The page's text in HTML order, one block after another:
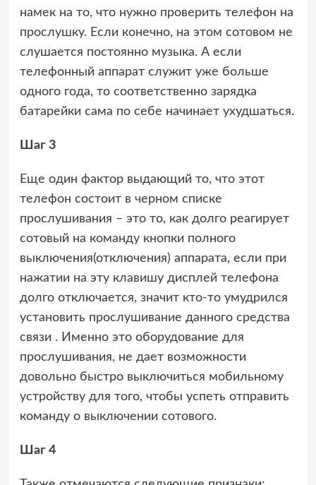
намек на то, что нужно проверить телефон на
прослушку. Если конечно, на этом сотовом не
слушается постоянно музыка. А если
телефонный аппарат служит уже больше
одного года, то соответственно зарядка
батарейки сама по себе начинает ухудшаться.
Шаг 3
Еще один фактор выдающий то, что этот
телефон состоит в черном списке
прослушивания – это то, как долго реагирует
сотовый на команду кнопки полного
выключения(отключения) аппарата, если при
нажатии на эту клавишу дисплей телефона
долго отключается, значит кто-то умудрился
установить прослушивание данного средства
связи . Именно это оборудование для
прослушивания, не дает возможности
довольно быстро выключиться мобильному
устройству для того, чтобы успеть отправить
команду о выключении сотового.
Шаг 4